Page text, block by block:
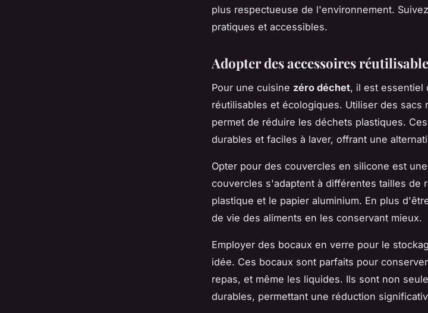
plus respectueuse de l'environnement.
pratiques et accessibles.
Adopter des accessoires
Pour une cuisine zéro déchet, il est essentiel
réutilisables et écologiques. Utiliser des sacs
permet de réduire les déchets plastiques.
durables et faciles à laver, offrant une
Opter pour des couvercles en silicone est
couvercles s'adaptent à différentes tailles de
plastique et le papier aluminium. En plus
de vie des aliments en les conservant mieux.
Employer des bocaux en verre pour le
idée. Ces bocaux sont parfaits pour
repas, et même les liquides. Ils sont non
durables, permettant une réduction